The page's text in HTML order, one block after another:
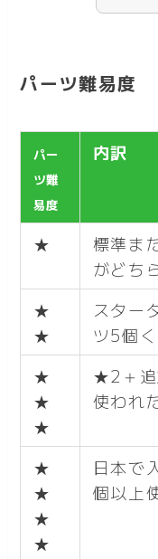
パーツ難易度
パー
ツ難
易度
内訳
★
標準ま
がどち
★
★
スター
ツ5個
★
★
★
★2＋追
使われ
★
★
★
★
日本で
個以上